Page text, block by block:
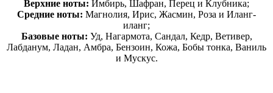
Верхние ноты: Имбирь, Шафран, Перец и Клубника;
Средние ноты: Магнолия, Ирис, Жасмин, Роза и Иланг-
иланг;
Базовые ноты: Уд, Нагармота, Сандал, Кедр, Ветивер,
Лабданум, Ладан, Амбра, Бензоин, Кожа, Бобы тонка, Ваниль
и Мускус.